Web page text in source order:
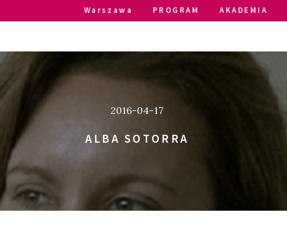
Warszawa PROGRAM AKADEMIA
2016-04-17
ALBA SOTORRA